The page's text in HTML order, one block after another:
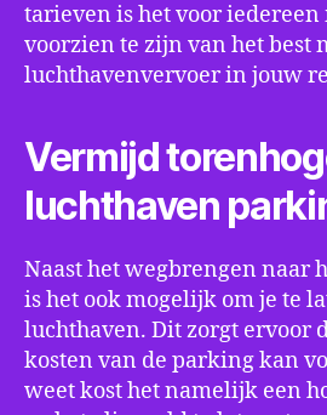
tarieven is het voor
voorzien te zijn van het best
luchthavenvervoer in jouw
Vermijd
luchthaven
Naast het wegbrengen naar
is het ook mogelijk om je te
luchthaven. Dit zorgt ervoor
kosten van de parking kan
weet kost het namelijk een